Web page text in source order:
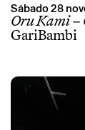
Sábado 28
Oru Kami
GariBambi